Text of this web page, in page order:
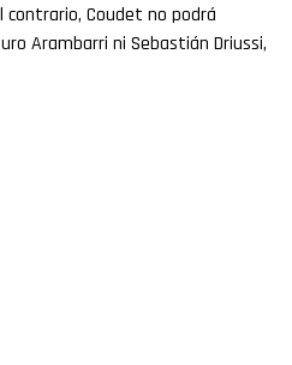
contrario, Coudet no podrá
Arambarri ni Sebastián Driussi,